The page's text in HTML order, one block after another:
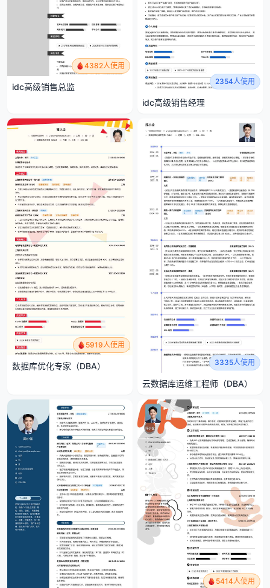
4382人使用
idc高级销售总监
2354人使用
idc高级销售经理
5919人使用
数据库优化专家（DBA） 3335人使用
云数据库运维工程师（DBA）
5414人使用